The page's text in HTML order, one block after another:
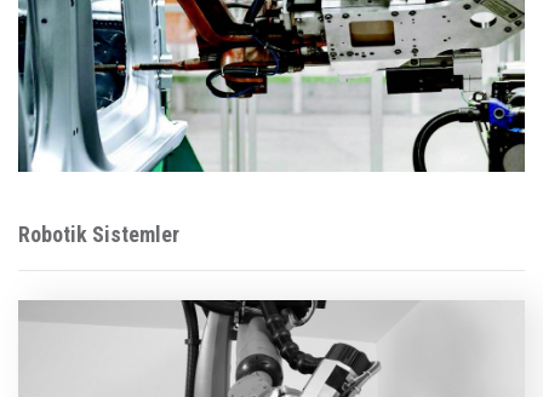
Robotik Sistemler